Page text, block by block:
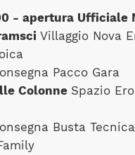
- apertura Ufficiale
Villaggio Nova
Pacco Gara
Colonne Spazio
Busta